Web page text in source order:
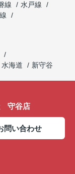
線
水戸線
水海道 新守谷
守谷店
問い合わせ